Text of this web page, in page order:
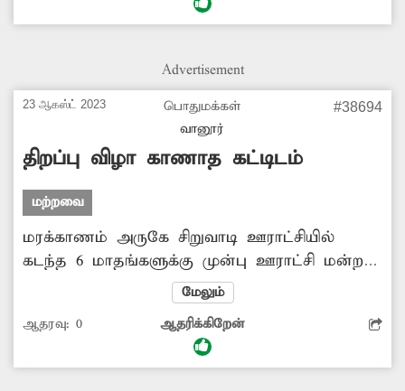
விபத்து ஏற்படும் அபாயம் உள்ளது. எனவே
கட்டிடம் கட்டித்தர அதிகாரிகள் நடவடிக்கை
Advertisement
23 ஆகஸ்ட் 2023
பொதுமக்கள்
வானூர்
#38694
திறப்பு விழா காணாத கட்டிடம்
மற்றவை
மரக்காணம் அருகே சிறுவாடி ஊராட்சியில்
கடந்த 6 மாதங்களுக்கு முன்பு ஊராட்சி மன்ற
அலுவலக கட்டிடம் கட்டப்பட்டது. ஆனால்
தற்போது வரை திறப்பு விழா காணப்படாமல்
காட்சிப்பொருளாக உள்ளது. மேலும் இரவில்
இந்த கட்டிடம் சமூக விரோதிகளின் கூடாரமாக
மேலும்
ஆதரவு: 0 ஆதரிக்கிறேன்